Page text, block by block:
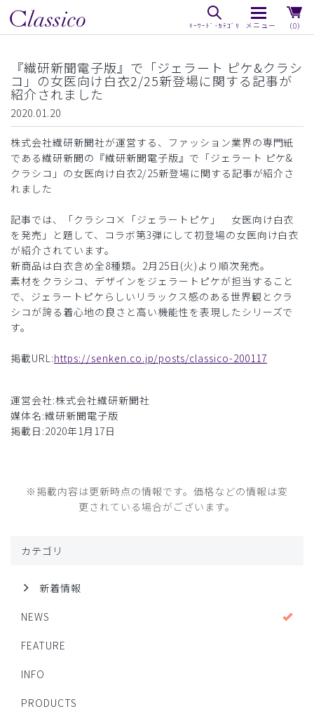
（0）
『繊研新聞電子版』で「ジェラート ピケ&クラシ
コ」の女医向け白衣2/25新登場に関する記事が
紹介されました
2020.01.20
株式会社繊研新聞社が運営する、ファッション業界の専門紙
である繊研新聞の『繊研新聞電子版』で「ジェラート ピケ&
クラシコ」の女医向け白衣2/25新登場に関する記事が紹介さ
れました
記事では、「クラシコ×「ジェラートピケ」 女医向け白衣
を発売」と題して、コラボ第3弾にして初登場の女医向け白衣
が紹介されています。
新商品は白衣含め全8種類。2月25日(火)より順次発売。
素材をクラシコ、デザインをジェラートピケが担当すること
で、ジェラートピケらしいリラックス感のある世界観とクラ
シコが誇る着心地の良さと高い機能性を表現したシリーズで
す。
掲載URL:https://senken.co.jp/posts/classico-200117
運営会社:株式会社繊研新聞社
媒体名:繊研新聞電子版
掲載日:2020年1月17日
※掲載内容は更新時点の情報です。価格などの情報は変
更されている場合がございます。
カテゴリ
新着情報
NEWS
FEATURE
INFO
PRODUCTS